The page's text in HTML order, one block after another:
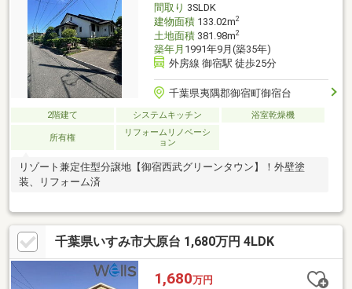
間取り 3SLDK
建物面積133.02m2
土地面積381.98m2
築年月 1991年9月(築35年)
外房線 御宿駅 徒歩25分
千葉県夷隅郡御宿町御宿台
2階建て システムキッチン 浴室乾燥機
所有権
リフォームリノベーシ
ョン
リゾート兼定住型分譲地【御宿西武グリーンタウン】！外壁塗
装、リフォーム済
千葉県いすみ市大原台 1,680万円 4LDK
1,680万円